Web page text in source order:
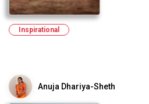
Inspirational
Anuja Dhariya-Sheth